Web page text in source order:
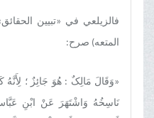
فالزیلعي في «تبیین
المتعه) صرح:
«وَقَالَ مَالِکٌ : هُوَ جَائِزٌ ؛
نَاسِخُهُ وَاشْتَهَرَ عَنْ ابْنِ